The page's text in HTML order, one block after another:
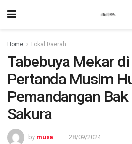
Home Lokal Daerah
Tabebuya Mekar
Pertanda Musim
Pemandangan
Sakura
by musa 28/09/2024